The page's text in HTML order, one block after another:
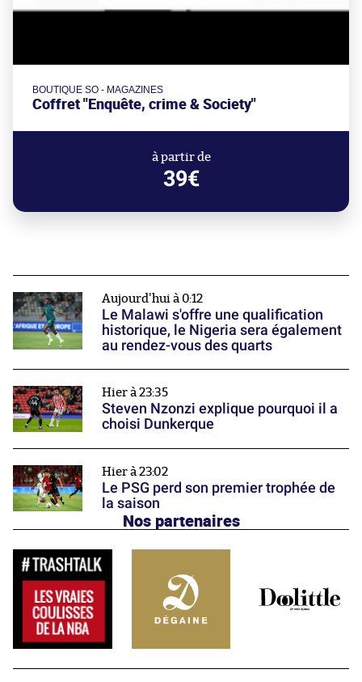
BOUTIQUE SO - MAGAZINES
Coffret "Enquête, crime & Society"
à partir de
39€
Aujourd'hui à 0:12
Le Malawi s'offre une qualification
historique, le Nigeria sera également
au rendez-vous des quarts
Hier à 23:35
Steven Nzonzi explique pourquoi il a
choisi Dunkerque
Hier à 23:02
Le PSG perd son premier trophée de
la saison
Nos partenaires